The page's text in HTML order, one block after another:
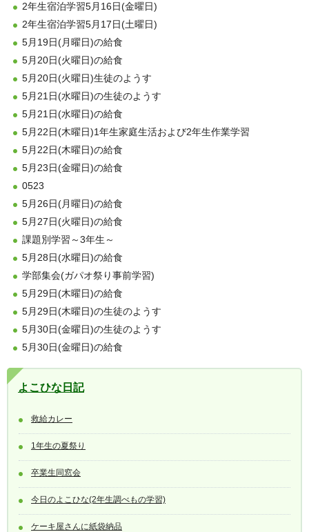
2年生宿泊学習5月16日(金曜日)
2年生宿泊学習5月17日(土曜日)
5月19日(月曜日)の給食
5月20日(火曜日)の給食
5月20日(火曜日)生徒のようす
5月21日(水曜日)の生徒のようす
5月21日(水曜日)の給食
5月22日(木曜日)1年生家庭生活および2年生作業学習
5月22日(木曜日)の給食
5月23日(金曜日)の給食
0523
5月26日(月曜日)の給食
5月27日(火曜日)の給食
課題別学習～3年生～
5月28日(水曜日)の給食
学部集会(ガパオ祭り事前学習)
5月29日(木曜日)の給食
5月29日(木曜日)の生徒のようす
5月30日(金曜日)の生徒のようす
5月30日(金曜日)の給食
よこひな日記
救給カレー
1年生の夏祭り
卒業生同窓会
今日のよこひな(2年生調べもの学習)
ケーキ屋さんに紙袋納品